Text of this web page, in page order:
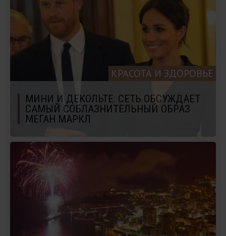
КРАСОТА И ЗДОРОВЬЕ
МИНИ И ДЕКОЛЬТЕ: СЕТЬ ОБСУЖДАЕТ
САМЫЙ СОБЛАЗНИТЕЛЬНЫЙ ОБРАЗ
МЕГАН МАРКЛ